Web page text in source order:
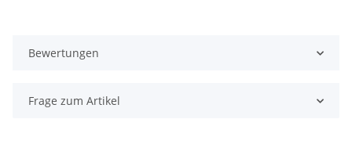
Bewertungen
Frage zum Artikel